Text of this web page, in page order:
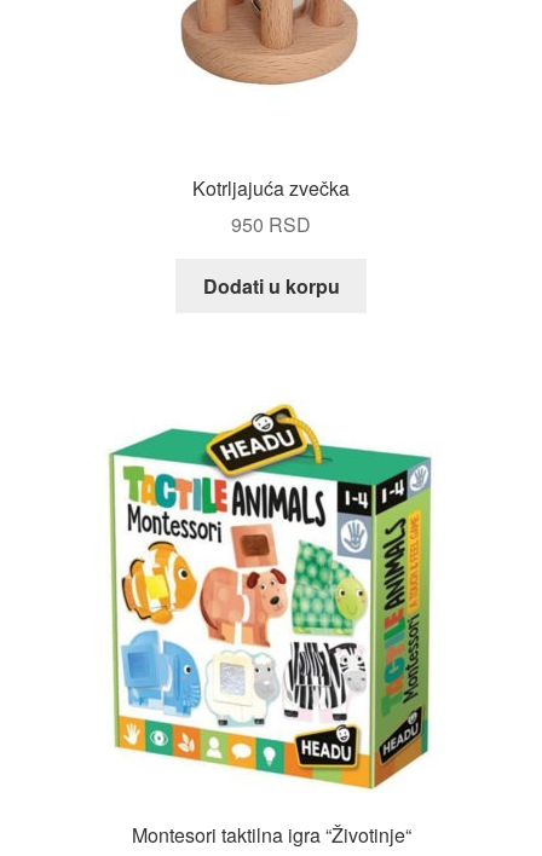
Kotrljajuća zvečka
950 RSD
Dodati u korpu
Montesori taktilna igra “Životinje“